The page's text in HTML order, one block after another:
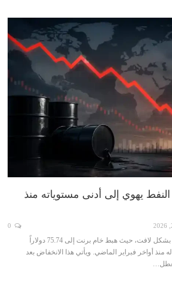
يهوي إلى أدنى مستوياته منذ
تراجعت أسعار النفط العالمية بشكل لافت، حيث هبط خام برنت إلى 75.74 دولاراً
منذ أواخر فبراير الماضي. ويأتي هذا الانخفاض بعد